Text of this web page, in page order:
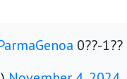
0??-1??